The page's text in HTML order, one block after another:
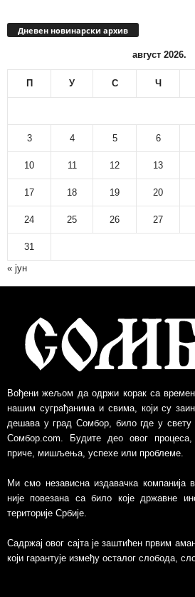
Дневен новинарски архив
август 2026.
П У С Ч
3 4 5 6
10 11 12 13
17 18 19 20
24 25 26 27
31
« јун
Вођени жељом да одржи корак са
нашим суграђанима и свима, који су
дешава у град Сомбор, било где у свету
Сомбор.com. Будите део овог
приче, мишљења, успехе или проблеме.
Ми смо независна издавачка компанија
није повезанa са било које државне
територије Србије.
Садржај овог сајта је заштићен првим
који гарантује између осталог слобода,